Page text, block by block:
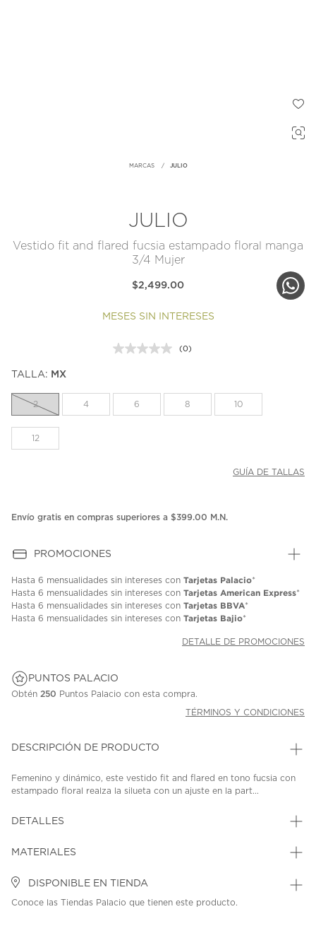
MARCAS JULIO
JULIO
Vestido fit and flared fucsia estampado floral manga
3/4 Mujer
$2,499.00
MESES SIN INTERESES
Sin
la
misma
(0)
TALLA: MX
2 4 6 8 10
12
GUÍA DE TALLAS
Envío gratis en compras superiores a $399.00 M.N.
PROMOCIONES
Hasta 6 mensualidades sin intereses con Tarjetas Palacio*
Hasta 6 mensualidades sin intereses con Tarjetas American Express*
Hasta 6 mensualidades sin intereses con Tarjetas BBVA*
Hasta 6 mensualidades sin intereses con Tarjetas Bajio*
DETALLE DE PROMOCIONES
PUNTOS PALACIO
Obtén 250 Puntos Palacio con esta compra.
TÉRMINOS Y CONDICIONES
DESCRIPCIÓN DE PRODUCTO
Femenino y dinámico, este vestido fit and flared en tono fucsia con
estampado floral realza la silueta con un ajuste en la part...
DETALLES
MATERIALES
DISPONIBLE EN TIENDA
Conoce las Tiendas Palacio que tienen este producto.